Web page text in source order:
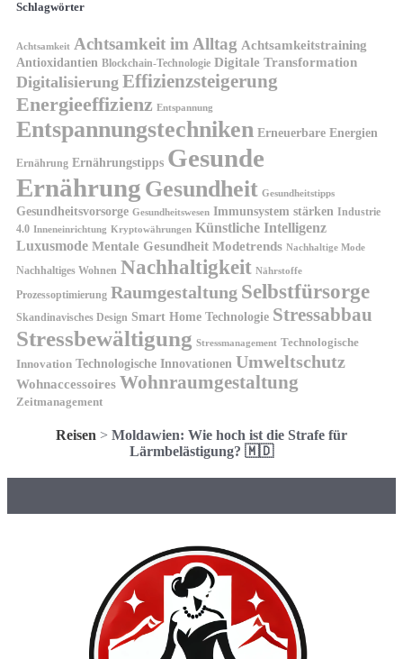
Schlagwörter
Achtsamkeit Achtsamkeit im Alltag Achtsamkeitstraining
Antioxidantien Blockchain-Technologie Digitale Transformation
Digitalisierung Effizienzsteigerung
Energieeffizienz Entspannung
Entspannungstechniken Erneuerbare Energien
Ernährung Ernährungstipps Gesunde
Ernährung Gesundheit Gesundheitstipps
Gesundheitsvorsorge Gesundheitswesen Immunsystem stärken Industrie
4.0 Inneneinrichtung Kryptowährungen Künstliche Intelligenz
Luxusmode Mentale Gesundheit Modetrends Nachhaltige Mode
Nachhaltiges Wohnen Nachhaltigkeit Nährstoffe
Prozessoptimierung Raumgestaltung Selbstfürsorge
Skandinavisches Design Smart Home Technologie Stressabbau
Stressbewältigung Stressmanagement Technologische
Innovation Technologische Innovationen Umweltschutz
Wohnaccessoires Wohnraumgestaltung
Zeitmanagement
Reisen > Moldawien: Wie hoch ist die Strafe für
Lärmbelästigung? 🇲🇩